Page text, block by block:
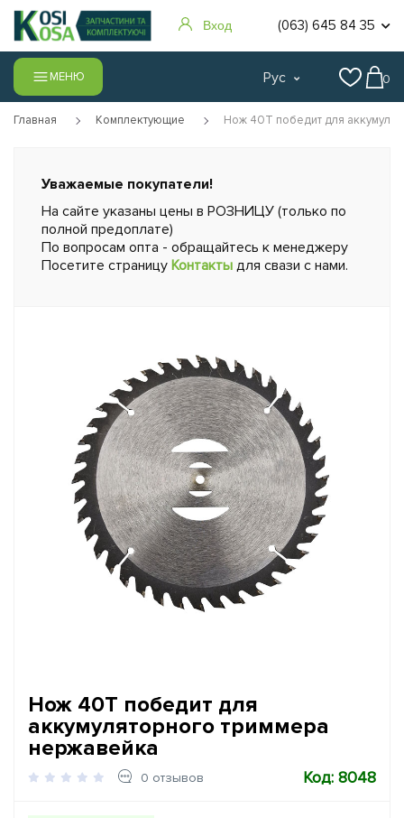
Вход (063) 645 84 35
МЕНЮ Рус 0
Главная Комплектующие Нож 40Т победит для
Уважаемые покупатели!
На сайте указаны цены в РОЗНИЦУ (только по
полной предоплате)
По вопросам опта - обращайтесь к менеджеру
Посетите страницу Контакты для свази с нами.
Нож 40Т победит для
аккумуляторного триммера
нержавейка
0 отзывов Код: 8048